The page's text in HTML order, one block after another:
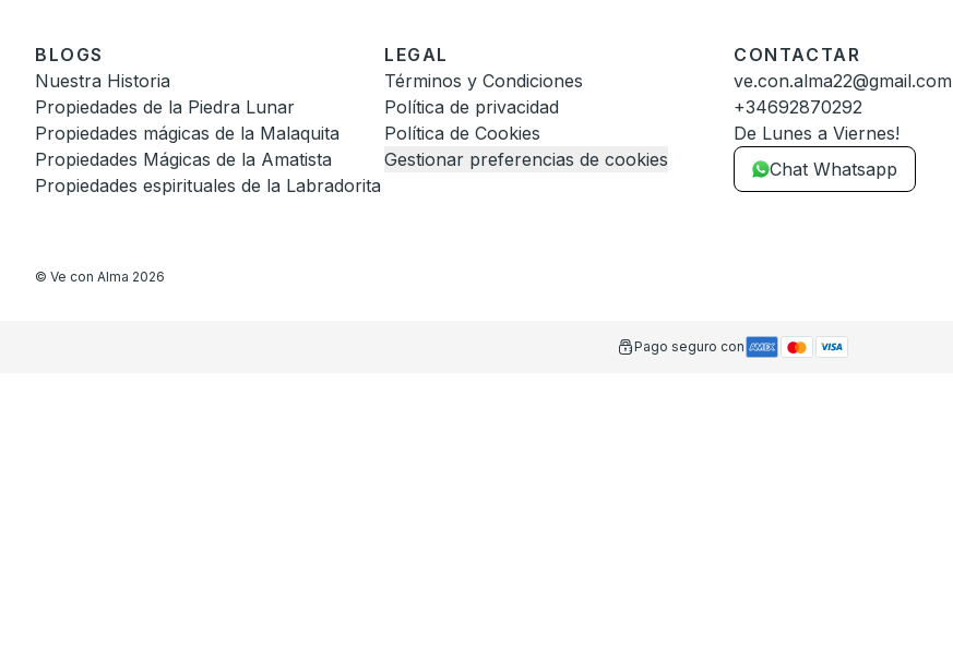
BLOGS
Nuestra Historia
Propiedades de la Piedra Lunar
Propiedades mágicas de la Malaquita
Propiedades Mágicas de la Amatista
Propiedades espirituales de la Labradorita
LEGAL
Términos y Condiciones
Política de privacidad
Política de Cookies
Gestionar preferencias de cookies
CONTACTAR
ve.con.alma22@gmail.com
+34692870292
De Lunes a Viernes!
Chat Whatsapp
© Ve con Alma 2026
Pago seguro con